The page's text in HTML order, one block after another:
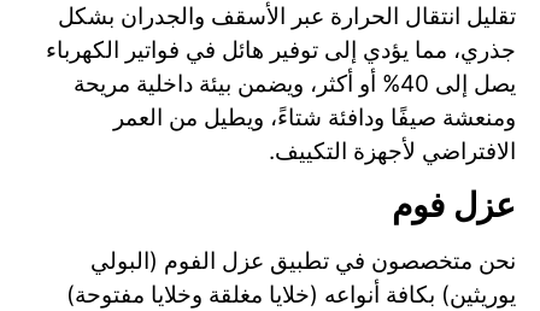
تقليل انتقال الحرارة عبر الأسقف والجدران بشكل
جذري، مما يؤدي إلى توفير هائل في فواتير الكهرباء
يصل إلى 40% أو أكثر، ويضمن بيئة داخلية مريحة
ومنعشة صيفًا ودافئة شتاءً، ويطيل من العمر
الافتراضي لأجهزة التكييف.
عزل فوم
نحن متخصصون في تطبيق عزل الفوم (البولي
يوريثين) بكافة أنواعه (خلايا مغلقة وخلايا مفتوحة)